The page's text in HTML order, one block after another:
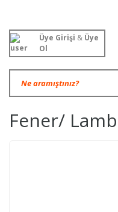
Üye Girişi &Üye
Ol
Fener/